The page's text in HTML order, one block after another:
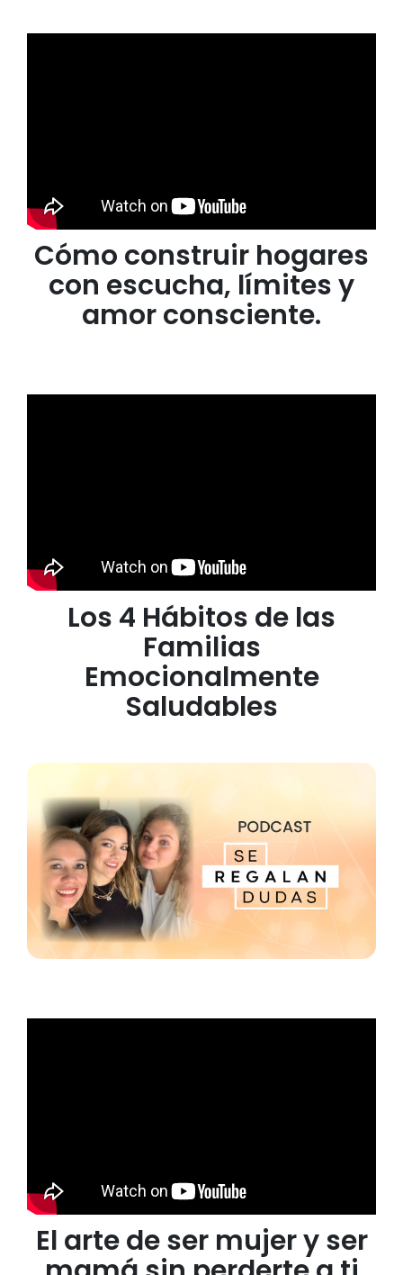
Cómo construir hogares
con escucha, límites y
amor consciente.
Los 4 Hábitos de las
Familias
Emocionalmente
Saludables
El arte de ser mujer y ser